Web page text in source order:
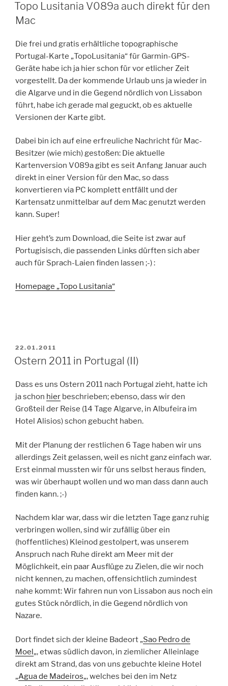
AM
Topo Lusitania V089a auch direkt für den
Mac
Die frei und gratis erhältliche topographische
Portugal-Karte „TopoLusitania“ für Garmin-GPS-
Geräte habe ich ja hier schon für vor etlicher Zeit
vorgestellt. Da der kommende Urlaub uns ja wieder in
die Algarve und in die Gegend nördlich von Lissabon
führt, habe ich gerade mal geguckt, ob es aktuelle
Versionen der Karte gibt.
Dabei bin ich auf eine erfreuliche Nachricht für Mac-
Besitzer (wie mich) gestoßen: Die aktuelle
Kartenversion V089a gibt es seit Anfang Januar auch
direkt in einer Version für den Mac, so dass
konvertieren via PC komplett entfällt und der
Kartensatz unmittelbar auf dem Mac genutzt werden
kann. Super!
Hier geht’s zum Download, die Seite ist zwar auf
Portugisisch, die passenden Links dürften sich aber
auch für Sprach-Laien finden lassen ;-) :
Homepage „Topo Lusitania“
VERÖFFENTLICHT
AM
22.01.2011
Ostern 2011 in Portugal (II)
Dass es uns Ostern 2011 nach Portugal zieht, hatte ich
ja schon hier beschrieben; ebenso, dass wir den
Großteil der Reise (14 Tage Algarve, in Albufeira im
Hotel Alisios) schon gebucht haben.
Mit der Planung der restlichen 6 Tage haben wir uns
allerdings Zeit gelassen, weil es nicht ganz einfach war.
Erst einmal mussten wir für uns selbst heraus finden,
was wir überhaupt wollen und wo man dass dann auch
finden kann. ;-)
Nachdem klar war, dass wir die letzten Tage ganz ruhig
verbringen wollen, sind wir zufällig über ein
(hoffentliches) Kleinod gestolpert, was unserem
Anspruch nach Ruhe direkt am Meer mit der
Möglichkeit, ein paar Ausflüge zu Zielen, die wir noch
nicht kennen, zu machen, offensichtlich zumindest
nahe kommt: Wir fahren nun von Lissabon aus noch ein
gutes Stück nördlich, in die Gegend nördlich von
Nazare.
Dort findet sich der kleine Badeort „Sao Pedro de
Moel„, etwas südlich davon, in ziemlicher Alleinlage
direkt am Strand, das von uns gebuchte kleine Hotel
„Agua de Madeiros„, welches bei den im Netz